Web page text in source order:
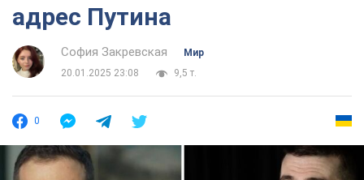
адрес Путина
София Закревская
Мир
20.01.2025 23:08
9,5 т.
0